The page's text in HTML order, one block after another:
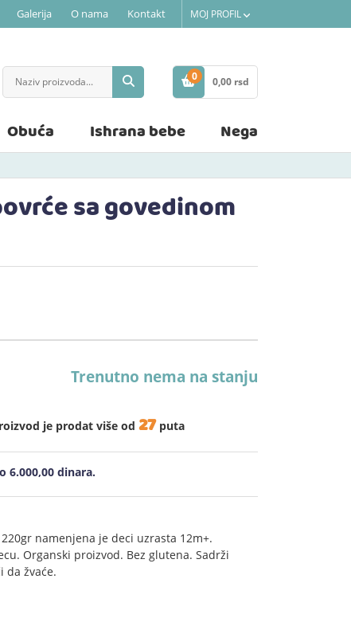
Galerija O nama Kontakt MOJ PROFIL
0
STAVKE
0,00 rsd
Obuća Ishrana bebe Nega
sa govedinom
Trenutno nema na stanju
je prodat više od 27 puta
6.000,00 dinara.
namenjena je deci uzrasta 12m+.
Organski proizvod. Bez glutena. Sadrži
da žvaće.